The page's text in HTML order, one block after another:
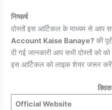
निष्कर्ष
दोस्तों इस आर्टिकल के माध्यम से आप
Account Kaise Banaye? की
दी गई जानकारी आप सभी दोस्तों को
इस आर्टिकल को लाइक शेयर जरूर करें
Official Website